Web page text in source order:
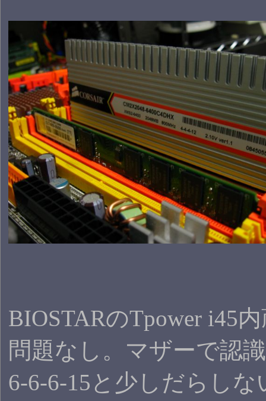
BIOSTARのTpower i45
問題なし。マザーで認
6-6-6-15と少しだらしな